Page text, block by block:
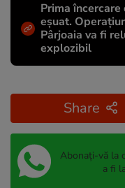
Prima
eșuat.
Pârjoaia va fi
explozibil
Share
Abonați-vă la
a fi